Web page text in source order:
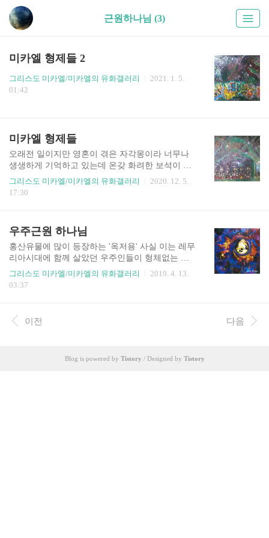
근원하나님 (3)
미카엘 형제들 2
그리스도 미카엘/미카엘의 유화갤러리
2021. 1. 5.
01:42
미카엘 형제들
오래전 일이지만 영혼이 겪은 자각몽이라 너무나
생생하게 기억하고 있는데 온갖 화려한 보석이 열
매가 되고 꽃이 되어 달린 꽃나무가 집으로 마련된
곳에서 천진난만하게 생긴 어린아이같은 존재들과
할 것이다. 천진난만하게 생긴 아이들 같지만 이들
이 지역우주 창조주이자 하나님들이다. 근원하나
님은 아들인 이 미카엘들을 통해서 일을 도모하신
다. 내가 본 미카엘들은 그림처럼 진쩌 저렇게 똑같
이 생겼고 비슷하지만 조금씩 다른 얼굴로 70만명
엘우주라고 불린다
그리스도 미카엘/미카엘의 유화갤러리
2020. 12. 5.
17:30
우주근원 하나님
홍산유물에 많이 등장하는 '옥저용' 사실 이는 레무
리아시대에 함께 살았던 우주인들이 형체없는 에
너지 형태로 거하시는 우주근원하나님을 표현 한
것이다. 우주 하나님에 대해서 알리 없는 정말로 무
그리스도 미카엘/미카엘의 유화갤러리
2019. 4. 13.
03:37
이전 다음
Blog is powered by Tistory / Designed by Tistory